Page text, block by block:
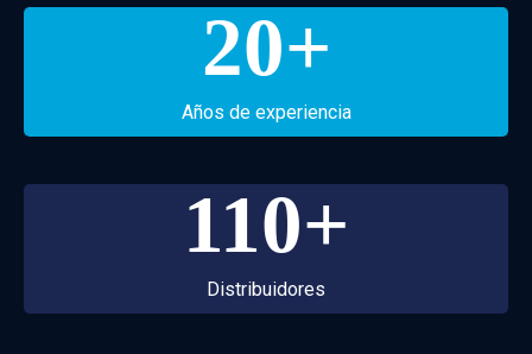
20+
Años de experiencia
110+
Distribuidores